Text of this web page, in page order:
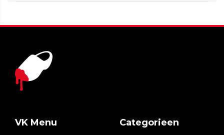
VK Menu Categorieen